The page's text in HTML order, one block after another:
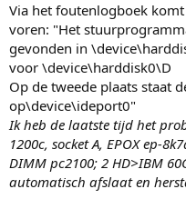
Via het foutenlogboek
voren: "Het
gevonden in
voor \device\harddisk0\D
Op de tweede plaats staat
op\device\ideport0"
Ik heb de laatste tijd het
1200c, socket A, EPOX ep-
DIMM pc2100; 2 HD>IBM
automatisch afslaat en